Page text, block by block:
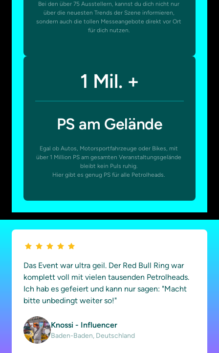
Bei den über 75 Ausstellern, kannst du dich nicht nur
über die neuesten Trends der Szene informieren,
sondern auch die tollen Messeangebote direkt vor Ort
für dich nutzen.
1 Mil. +
PS am Gelände
Egal ob Autos, Motorsportfahrzeuge oder Bikes, mit
über 1 Million PS am gesamten Veranstaltungsgelände
bleibt kein Puls ruhig.
Das Event war ultra geil. Der Red Bull Ring war
komplett voll mit vielen tausenden Petrolheads.
Ich hab es gefeiert und kann nur sagen: "Macht
bitte unbedingt weiter so!"
Knossi - Influencer
Baden-Baden, Deutschland